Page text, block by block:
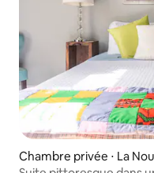
Chambre privée ⋅ La